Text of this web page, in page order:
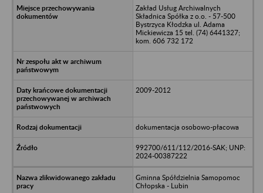
Zakład Usług Archiwalnych
Składnica Spółka z o.o. - 57-500
Bystrzyca Kłodzka ul. Adama
Mickiewicza 15 tel. (74) 6441327;
kom. 606 732 172
2009-2012
dokumentacja osobowo-płacowa
992700/611/112/2016-SAK; UNP:
2024-00387222
Gminna Spółdzielnia Samopomoc
Chłopska - Lubin